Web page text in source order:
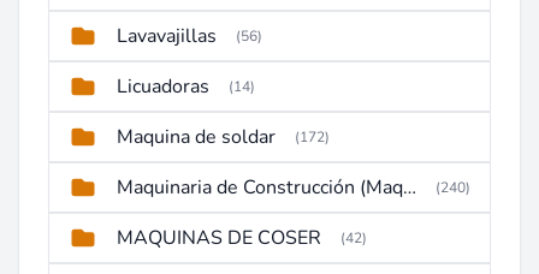
Lavavajillas (56)
Licuadoras (14)
Maquina de soldar (172)
Maquinaria de Construcción (Maquinaria Pesada) (240)
MAQUINAS DE COSER (42)